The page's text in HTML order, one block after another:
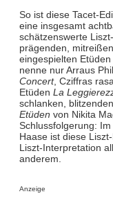
So ist diese Tacet-
eine insgesamt
schätzenswerte
prägenden,
eingespielten
nenne nur Arraus
Concert, Cziffras
Etüden La
schlanken,
Etüden von Nikita
Schlussfolgerung:
Haase ist diese
Liszt-Interpretation
anderem.
Anzeige